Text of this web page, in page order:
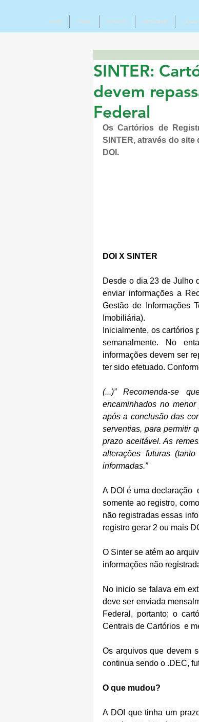
HOME SOBRE CONTATO INSTAGRAM CANAL
SINTER:
devem
Federal
Os Cartórios de
SINTER, através do
DOI .
DOI X SINTER
Desde o dia 23 de Julho
enviar informações a
Gestão de Informações
Imobiliária).
Inicialmente, os
semanalmente. No
informações devem ser
ter sido efetuado.
(...)” Recomenda-se
encaminhados no
após a conclusão das
serventias, para permitir
prazo aceitável. As
alterações futuras
informadas.”
A DOI é uma declaração
somente ao registro,
não registradas essas
registro gerar 2 ou mais
O Sinter se atém ao
informações não
No inicio se falava em
deve ser enviada
Federal, portanto; o
Centrais de Cartórios  e
Os arquivos que devem
continua sendo o .DEC,
O que mudou?
A DOI que tinha um